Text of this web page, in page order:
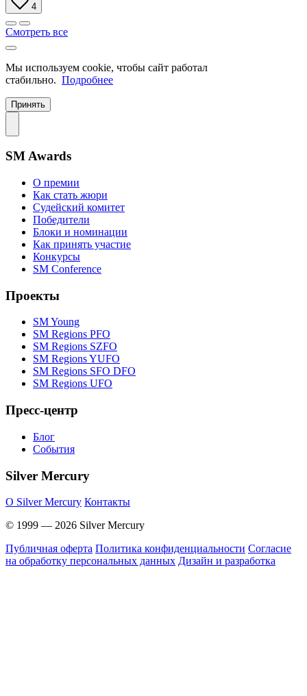
4
Смотреть все
Мы используем cookie, чтобы сайт работал
стабильно. Подробнее
Принять
SM Awards
О премии
Как стать жюри
Судейский комитет
Победители
Блоки и номинации
Как принять участие
Конкурсы
SM Conference
Проекты
SM Young
SM Regions PFO
SM Regions SZFO
SM Regions YUFO
SM Regions SFO DFO
SM Regions UFO
Пресс-центр
Блог
События
Silver Mercury
O Silver Mercury Контакты
© 1999 — 2026 Silver Mercury
Публичная оферта Политика конфиденциальности Согласие
на обработку персональных данных Дизайн и разработка